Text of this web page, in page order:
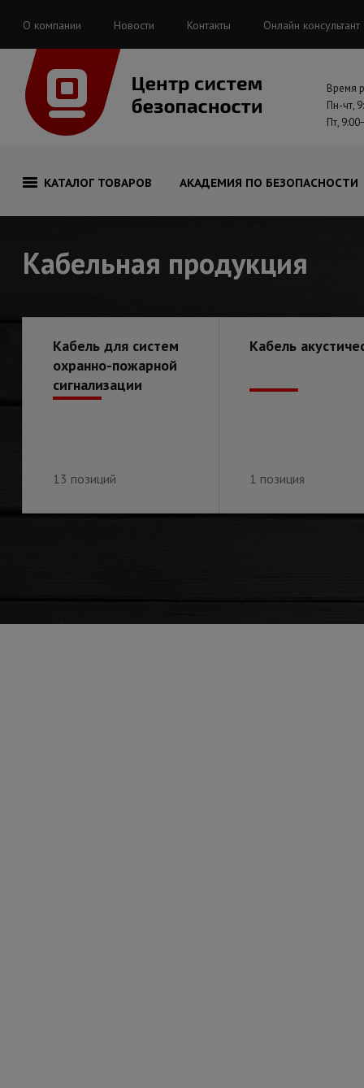
О компании Новости Контакты Онлайн консультант
Время
Пн-чт,
Пт,
КАТАЛОГ ТОВАРОВ АКАДЕМИЯ ПО БЕЗОПАСНОСТИ
Кабельная продукция
Кабель для систем
охранно-пожарной
сигнализации
13 позиций
Кабель
1 позиция